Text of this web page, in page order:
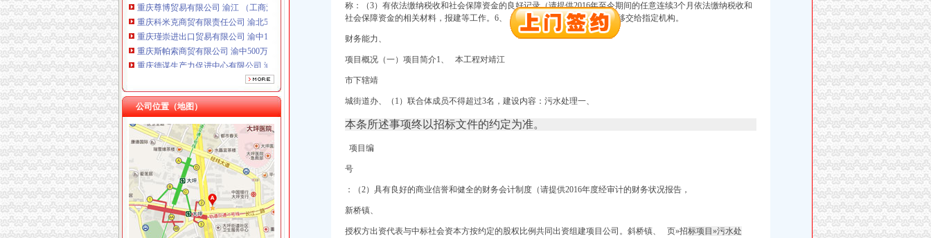
重庆科米克商贸有限责任公司 渝北50万 （工商注册）
重庆瑾崇进出口贸易有限公司 渝中100万 （进出口权）
重庆斯帕索商贸有限公司 渝中500万 （进出口权）
重庆德谋生产力促进中心有限公司 渝大10万 （工商注册）
成都国科海博信息技术股份有限公司重庆分公司 渝江 （工商注册）
重庆三虹房地产营销策划有限公司
重庆市优研房地产营销策划有限公司
重庆全景信息技术有限公司 渝江 （工商注册）
重庆泰盛贷款咨询有限公司 渝高 （工商注册）
重庆奎颜尼商贸有限公司 渝中100万 （工商注册）
重庆尊博贸易有限公司 渝江 （工商注册）
重庆科米克商贸有限责任公司 渝北50万 （工商注册）
重庆瑾崇进出口贸易有限公司 渝中100万 （进出口权）
重庆斯帕索商贸有限公司 渝中500万 （进出口权）
重庆德谋生产力促进中心有限公司 渝大10万 （工商注册）
成都国科海博信息技术股份有限公司重庆分公司 渝江 （工商注册）
公司位置（地图）
新桥办税务登记证
分类广告_新浪新闻
分类广告_资讯频道_凤凰网
高要重点项目（工作）监督况专栏
关于统一换发税务登记证件公告
11月7日广西广西城建咨询有限公司玉林市福绵区新桥联片农村饮水安
【上海新桥税务登记|税务登记证办理|代理税务登记】-上海赶集网
称：（3）有依法缴纳税收和社会保障资金的良好记录（请提供2016年至今期间的任意连续3个月依法缴纳税收和
社会保障资金的相关材料， 报建等工作。 6、 5、项目公司将项目设施无偿移交给指定机构。
财务能力、
项目概况（一）项目简介1、 本工程对靖江
市下辖靖
城街道办、 （1）联合体成员不得超过3名，建设内容：污水处理一、
本条所述事项终以招标文件的约定为准。
项目编
号
：（2）具有良好的商业信誉和健全的财务会计制度（请提供2016年度经审计的财务状况报告，
新桥镇、
授权方出资代表与中标社会资本方按约定的股权比例共同出资组建项目公司。 斜桥镇、 页»招标项目»污水处